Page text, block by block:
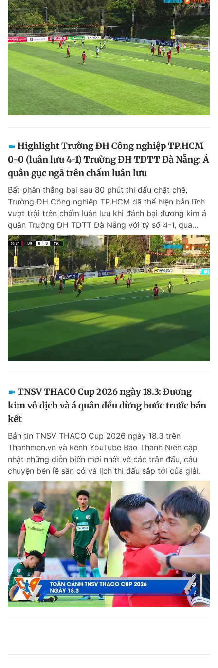
Highlight Trường ĐH Công nghiệp TP.HCM
0-0 (luân lưu 4-1) Trường ĐH TDTT Đà Nẵng: Á
quân gục ngã trên chấm luân lưu
Bất phân thắng bại sau 80 phút thi đấu chặt chẽ,
Trường ĐH Công nghiệp TP.HCM đã thể hiện bản lĩnh
vượt trội trên chấm luân lưu khi đánh bại đương kim á
quân Trường ĐH TDTT Đà Nẵng với tỷ số 4-1, qua...
TNSV THACO Cup 2026 ngày 18.3: Đương
kim vô địch và á quân đều dừng bước trước bán
kết
Bản tin TNSV THACO Cup 2026 ngày 18.3 trên
Thanhnien.vn và kênh YouTube Báo Thanh Niên cập
nhật những diễn biến mới nhất về các trận đấu, câu
chuyện bên lề sân cỏ và lịch thi đấu sắp tới của giải.